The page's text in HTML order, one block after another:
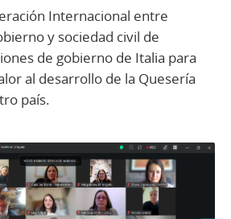
Internacional entre
y sociedad civil de
de gobierno de Italia para
al desarrollo de la Quesería
país.